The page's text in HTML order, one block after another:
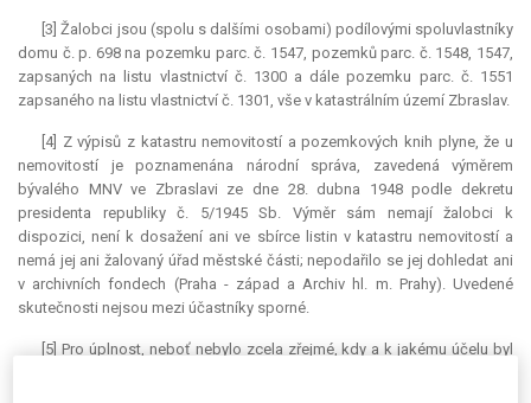
[3] Žalobci jsou (spolu s dalšími osobami) podílovými spoluvlastníky
domu č. p. 698 na pozemku parc. č. 1547, pozemků parc. č. 1548, 1547,
zapsaných na listu vlastnictví č. 1300 a dále pozemku parc. č. 1551
zapsaného na listu vlastnictví č. 1301, vše v katastrálním území Zbraslav.
[4] Z výpisů z katastru nemovitostí a pozemkových knih plyne, že u
nemovitostí je poznamenána národní správa, zavedená výměrem
bývalého MNV ve Zbraslavi ze dne 28. dubna 1948 podle dekretu
presidenta republiky č. 5/1945 Sb. Výměr sám nemají žalobci k
dispozici, není k dosažení ani ve sbírce listin v katastru nemovitostí a
nemá jej ani žalovaný úřad městské části; nepodařilo se jej dohledat ani
v archivních fondech (Praha - západ a Archiv hl. m. Prahy). Uvedené
skutečnosti nejsou mezi účastníky sporné.
[5] Pro úplnost, neboť nebylo zcela zřejmé, kdy a k jakému účelu byl